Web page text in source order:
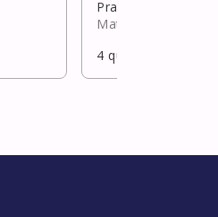
Praia do forte
Mata de São João
4 quarto(s)